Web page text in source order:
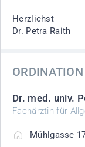
Herzlichst
Dr. Petra Raith
ORDINATION
Dr. med. univ.
Fachärztin für
Mühlgasse